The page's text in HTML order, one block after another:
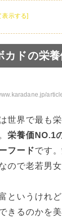
表示する]
簡単アレンジ
簡単アレンジ
簡単アレンジレ
簡単アレンジ
カドの栄
世界で最も
栄養価NO.1
フードです
ので老若男
というけれ
きるのかを